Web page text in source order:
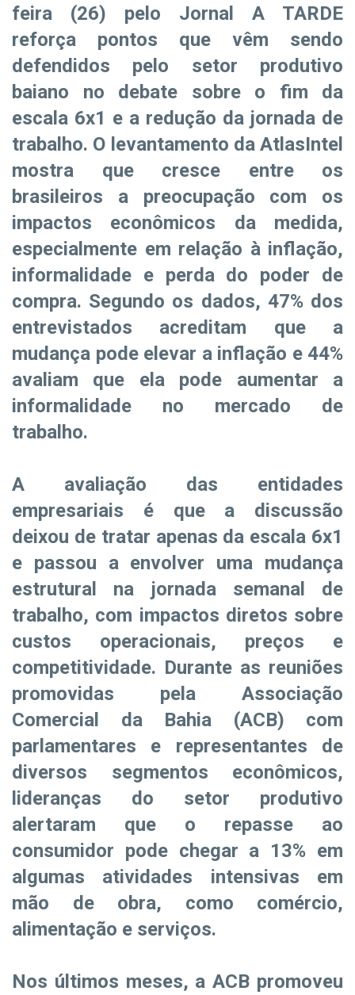
feira (26) pelo Jornal A TARDE
reforça pontos que vêm sendo
defendidos pelo setor produtivo
baiano no debate sobre o fim da
escala 6x1 e a redução da jornada de
trabalho. O levantamento da AtlasIntel
mostra que cresce entre os
brasileiros a preocupação com os
impactos econômicos da medida,
especialmente em relação à inflação,
informalidade e perda do poder de
compra. Segundo os dados, 47% dos
entrevistados acreditam que a
mudança pode elevar a inflação e 44%
avaliam que ela pode aumentar a
informalidade no mercado de
trabalho.
A avaliação das entidades
empresariais é que a discussão
deixou de tratar apenas da escala 6x1
e passou a envolver uma mudança
estrutural na jornada semanal de
trabalho, com impactos diretos sobre
custos operacionais, preços e
competitividade. Durante as reuniões
promovidas pela Associação
Comercial da Bahia (ACB) com
parlamentares e representantes de
diversos segmentos econômicos,
lideranças do setor produtivo
alertaram que o repasse ao
consumidor pode chegar a 13% em
algumas atividades intensivas em
mão de obra, como comércio,
alimentação e serviços.
Nos últimos meses, a ACB promoveu